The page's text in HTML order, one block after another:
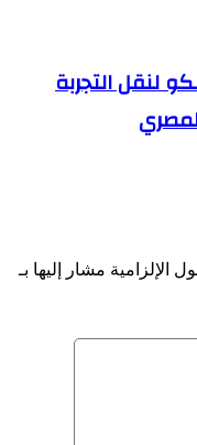
لنقل التجربة
الإلزامية مشار إليها بـ